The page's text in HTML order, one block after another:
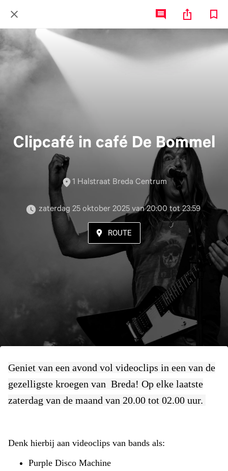
Clipcafé in café De Bommel
1 Halstraat Breda Centrum
zaterdag 25 oktober 2025 van 20:00 tot 23:59
ROUTE
Geniet van een avond vol videoclips in een van de
gezelligste kroegen van Breda! Op elke laatste
zaterdag van de maand van 20.00 tot 02.00 uur.
Denk hierbij aan videoclips van bands als:
Purple Disco Machine